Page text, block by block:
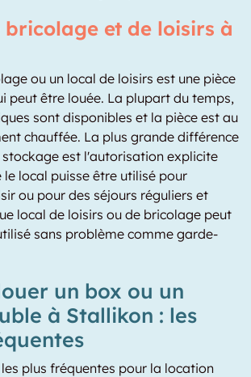
bricolage et de loisirs à
ou un local de loisirs est une pièce
peut être louée. La plupart du temps,
sont disponibles et la pièce est au
chauffée. La plus grande différence
stockage est l'autorisation explicite
le local puisse être utilisé pour
ou pour des séjours réguliers et
local de loisirs ou de bricolage peut
sans problème comme garde-
un box ou un
à Stallikon : les
plus fréquentes pour la location